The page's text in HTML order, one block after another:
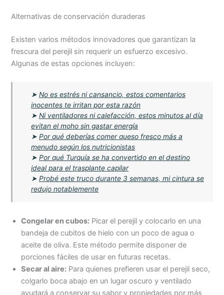
Alternativas de conservación duraderas
Existen varios métodos innovadores que garantizan la
frescura del perejil sin requerir un esfuerzo excesivo.
Algunas de estas opciones incluyen:
➤No es estrés ni cansancio, estos comentarios
inocentes te irritan por esta razón
➤Ni ventiladores ni calefacción, estos minutos al día
evitan el moho sin gastar energía
➤Por qué deberías comer queso fresco más a
menudo según los nutricionistas
➤Por qué Turquía se ha convertido en el destino
ideal para el trasplante capilar
➤Probé este truco durante 3 semanas, mi cintura se
redujo notablemente
Congelar en cubos: Picar el perejil y colocarlo en una
bandeja de cubitos de hielo con un poco de agua o
aceite de oliva. Este método permite disponer de
porciones fáciles de usar en futuras recetas.
Secar al aire: Para quienes prefieren usar el perejil seco,
colgarlo boca abajo en un lugar oscuro y ventilado
ayudará a conservar su sabor y propiedades por más